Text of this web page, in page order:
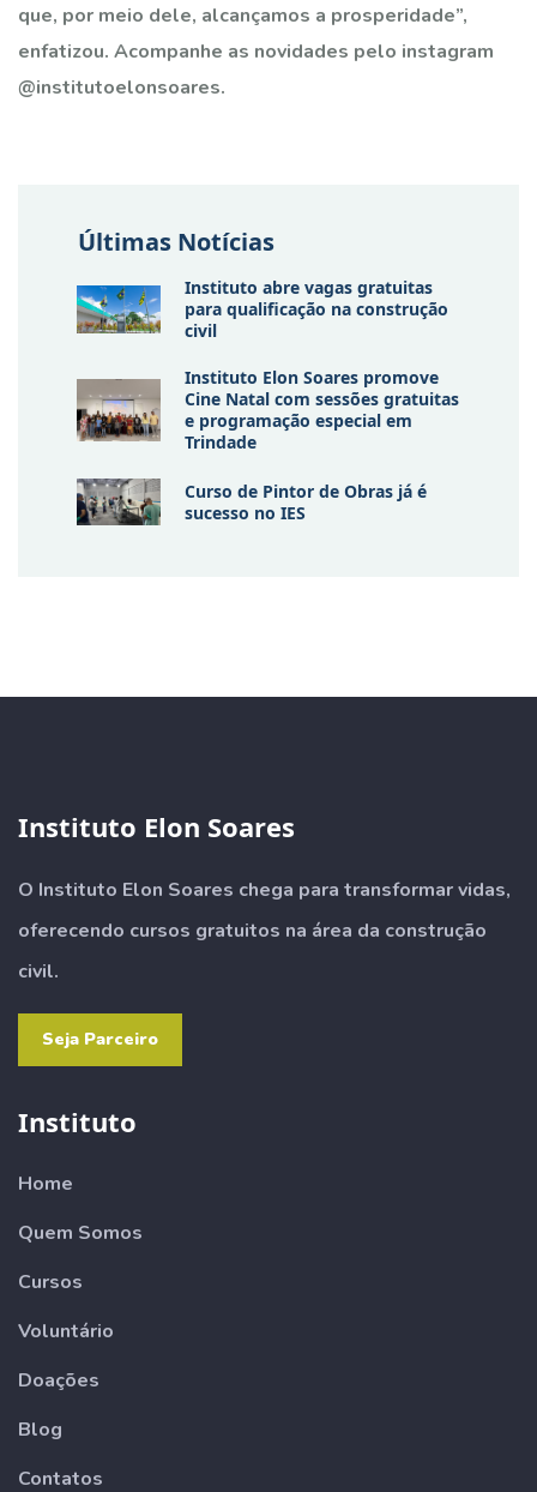
que, por meio dele, alcançamos a prosperidade”,
enfatizou. Acompanhe as novidades pelo instagram
@institutoelonsoares.
Últimas Notícias
Instituto abre vagas gratuitas
para qualificação na construção
civil
Instituto Elon Soares promove
Cine Natal com sessões gratuitas
e programação especial em
Trindade
Curso de Pintor de Obras já é
sucesso no IES
Instituto Elon Soares
O Instituto Elon Soares chega para transformar vidas,
oferecendo cursos gratuitos na área da construção
civil.
Seja Parceiro
Instituto
Home
Quem Somos
Cursos
Voluntário
Doações
Blog
Contatos